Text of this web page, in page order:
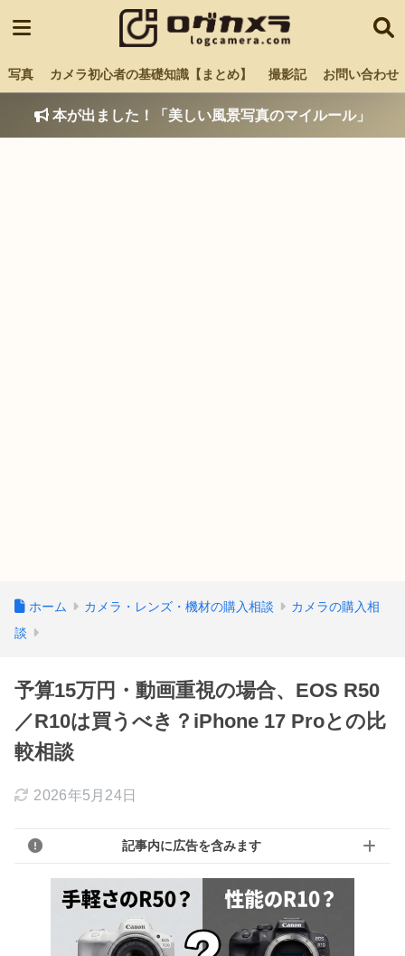
写真 カメラ初心者の基礎知識【まとめ】 撮影記 お問い合わせ
本が出ました！「美しい風景写真のマイルール」
ホーム カメラ・レンズ・機材の購入相談
カメラの購入相
談
予算15万円・動画重視の場合、EOS R50
／R10は買うべき？iPhone 17 Proとの比
較相談
2026年5月24日
記事内に広告を含みます